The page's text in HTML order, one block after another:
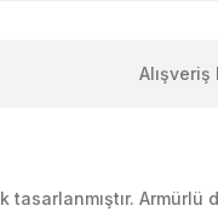
Alışveriş
Armürlü